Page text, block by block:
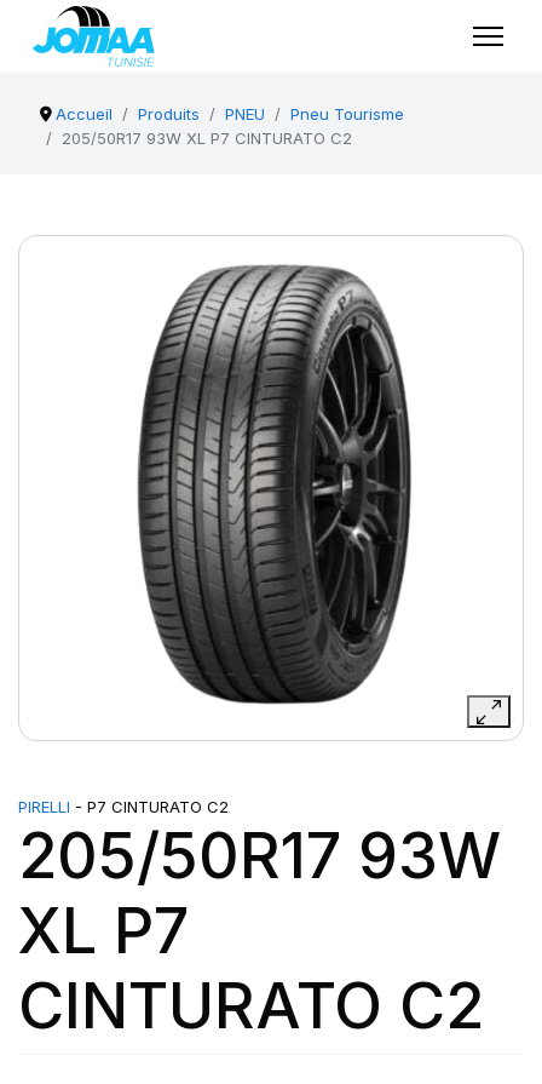
Accueil Produits PNEU
Pneu Tourisme
205/50R17 93W XL P7 CINTURATO C2
PIRELLI - P7 CINTURATO C2
205/50R17 93W
XL P7
CINTURATO C2